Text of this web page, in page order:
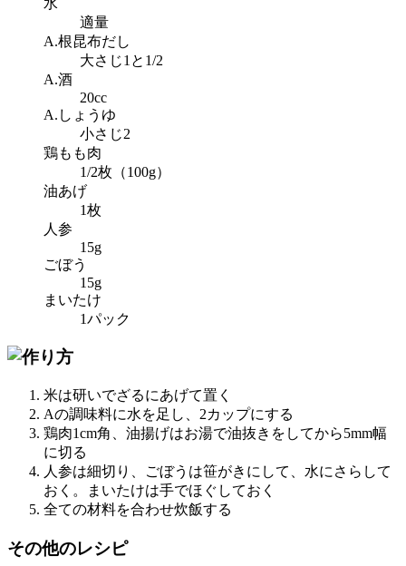
適量
A.根昆布だし
大さじ1と1/2
A.酒
20cc
A.しょうゆ
小さじ2
鶏もも肉
1/2枚（100g）
油あげ
1枚
人参
15g
ごぼう
15g
まいたけ
1パック
米は研いでざるにあげて置く
Aの調味料に水を足し、2カップにする
鶏肉1cm角、油揚げはお湯で油抜きをしてから5mm幅
に切る
人参は細切り、ごぼうは笹がきにして、水にさらして
おく。まいたけは手でほぐしておく
全ての材料を合わせ炊飯する
その他のレシピ